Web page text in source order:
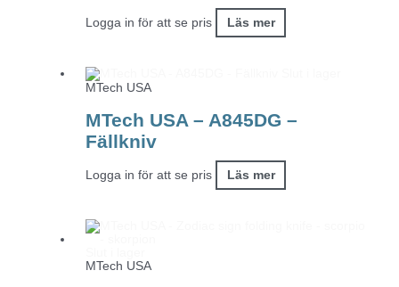
Logga in för att se pris Läs mer
MTech USA
MTech USA – A845DG –
Fällkniv
Logga in för att se pris Läs mer
MTech USA